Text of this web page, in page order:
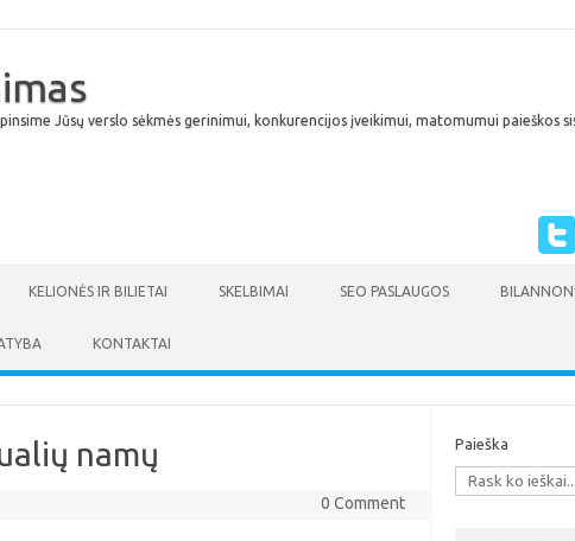
Jūsų verslo sėkmės gerinimui, konkurencijos įveikimui, matomumui paieškos
KELIONĖS IR BILIETAI SKELBIMAI SEO PASLAUGOS
KONTAKTAI
namų
0 Comment
Paieška